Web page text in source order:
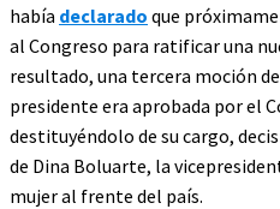
había declarado que
al Congreso para ratificar una
resultado, una tercera moción
presidente era aprobada por el
destituyéndolo de su cargo,
de Dina Boluarte, la
mujer al frente del país.